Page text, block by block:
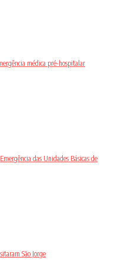
médica pré-hospitalar
das Unidades Básicas de
São Jorge